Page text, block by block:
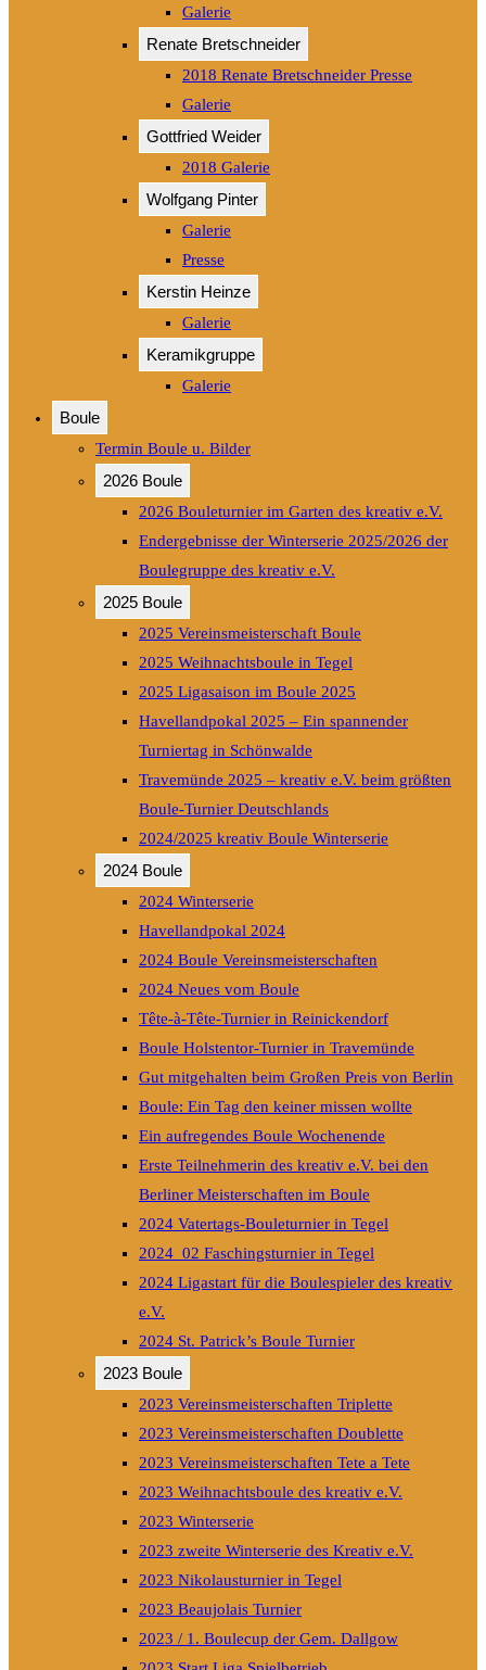
Galerie
Renate Bretschneider
2018 Renate Bretschneider Presse
Galerie
Gottfried Weider
2018 Galerie
Wolfgang Pinter
Galerie
Presse
Kerstin Heinze
Galerie
Keramikgruppe
Galerie
Boule
Termin Boule u. Bilder
2026 Boule
2026 Bouleturnier im Garten des kreativ e.V.
Endergebnisse der Winterserie 2025/2026 der
Boulegruppe des kreativ e.V.
2025 Boule
2025 Vereinsmeisterschaft Boule
2025 Weihnachtsboule in Tegel
2025 Ligasaison im Boule 2025
Havellandpokal 2025 – Ein spannender
Turniertag in Schönwalde
Travemünde 2025 – kreativ e.V. beim größten
Boule-Turnier Deutschlands
2024/2025 kreativ Boule Winterserie
2024 Boule
2024 Winterserie
Havellandpokal 2024
2024 Boule Vereinsmeisterschaften
2024 Neues vom Boule
Tête-à-Tête-Turnier in Reinickendorf
Boule Holstentor-Turnier in Travemünde
Gut mitgehalten beim Großen Preis von Berlin
Boule: Ein Tag den keiner missen wollte
Ein aufregendes Boule Wochenende
Erste Teilnehmerin des kreativ e.V. bei den
Berliner Meisterschaften im Boule
2024 Vatertags-Bouleturnier in Tegel
2024_02 Faschingsturnier in Tegel
2024 Ligastart für die Boulespieler des kreativ
e.V.
2024 St. Patrick’s Boule Turnier
2023 Boule
2023 Vereinsmeisterschaften Triplette
2023 Vereinsmeisterschaften Doublette
2023 Vereinsmeisterschaften Tete a Tete
2023 Weihnachtsboule des kreativ e.V.
2023 Winterserie
2023 zweite Winterserie des Kreativ e.V.
2023 Nikolausturnier in Tegel
2023 Beaujolais Turnier
2023 / 1. Boulecup der Gem. Dallgow